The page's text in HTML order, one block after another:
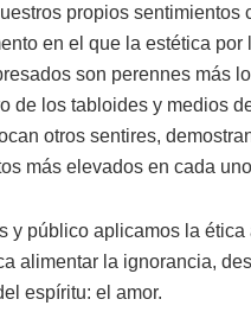
propios
en el que la estética
son perennes más
de los tabloides y medios
otros sentires,
más elevados en cada
y público aplicamos la
alimentar la ignorancia,
espíritu: el amor.